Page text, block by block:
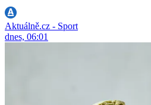
Aktuálně.cz - Sport
dnes, 06:01